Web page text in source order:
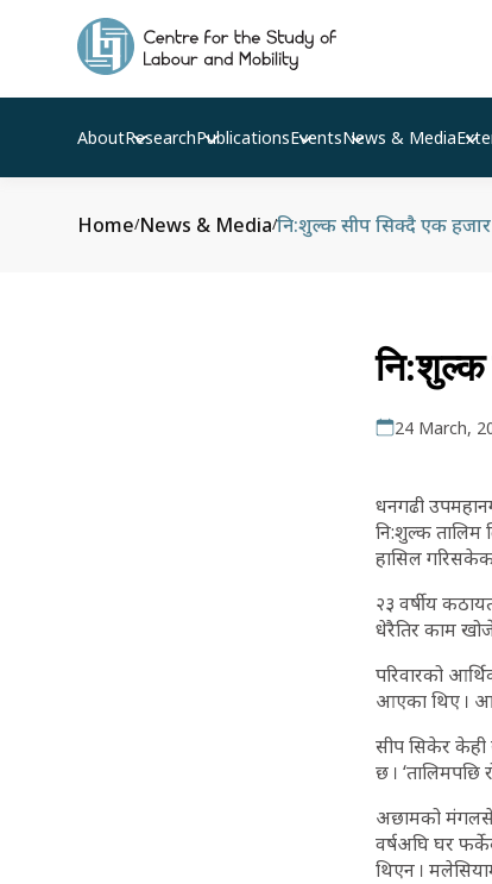
AboutResearchPublicationsEventsNews & Media
Home/News & Media/नि:शुल्क सीप सिक्दै एक
नि:शुल्क
24 March,
धनगढी
नि:शुल्क तालिम
हासिल
२३ वर्षीय
धेरैतिर काम
परिवारको
आएका थिए ।
सीप सिकेर केही
छ ।
अछामको मंगलसेन
वर्षअघि घर
थिएन ।